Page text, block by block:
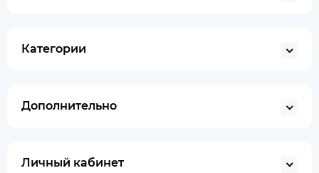
Категории
Дополнительно
Личный кабинет